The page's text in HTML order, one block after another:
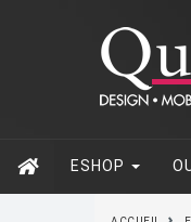
ESHOP